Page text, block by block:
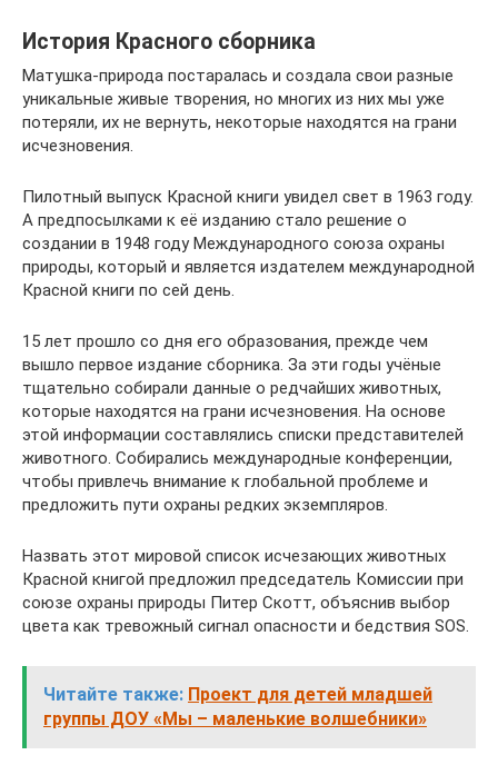
История Красного сборника
Матушка-природа постаралась и создала свои разные
уникальные живые творения, но многих из них мы уже
потеряли, их не вернуть, некоторые находятся на грани
исчезновения.
Пилотный выпуск Красной книги увидел свет в 1963 году.
А предпосылками к её изданию стало решение о
создании в 1948 году Международного союза охраны
природы, который и является издателем международной
Красной книги по сей день.
15 лет прошло со дня его образования, прежде чем
вышло первое издание сборника. За эти годы учёные
тщательно собирали данные о редчайших животных,
которые находятся на грани исчезновения. На основе
этой информации составлялись списки представителей
животного. Собирались международные конференции,
чтобы привлечь внимание к глобальной проблеме и
предложить пути охраны редких экземпляров.
Назвать этот мировой список исчезающих животных
Красной книгой предложил председатель Комиссии при
союзе охраны природы Питер Скотт, объяснив выбор
цвета как тревожный сигнал опасности и бедствия SOS.
Читайте также: Проект для детей младшей
группы ДОУ «Мы – маленькие волшебники»